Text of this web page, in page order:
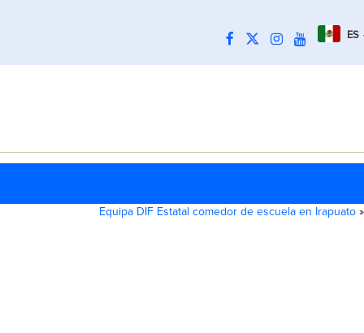
ES
Equipa DIF Estatal comedor de escuela en Irapuato »